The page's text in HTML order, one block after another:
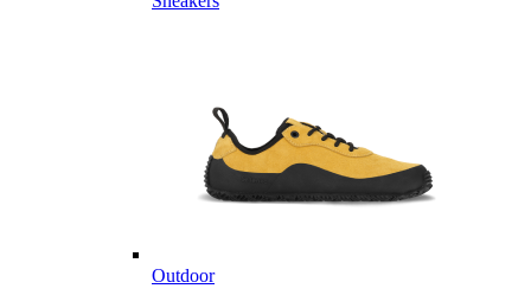
Outdoor